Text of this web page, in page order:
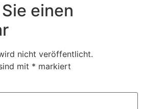
einen
nicht veröffentlicht.
mit * markiert